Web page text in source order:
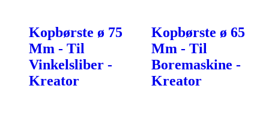
Kopbørste ø 75
Mm - Til
Vinkelsliber -
Kreator
Kopbørste ø 65
Mm - Til
Boremaskine -
Kreator